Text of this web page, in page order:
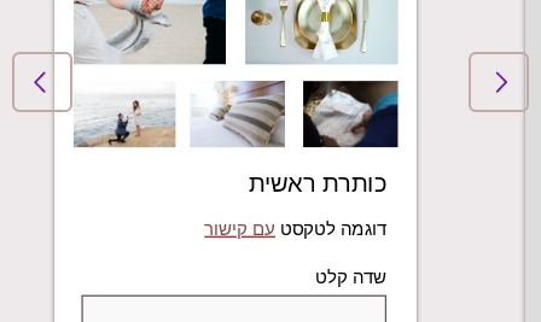
כותרת ראשית
דוגמה לטקסטעם קישור
שדה קלט